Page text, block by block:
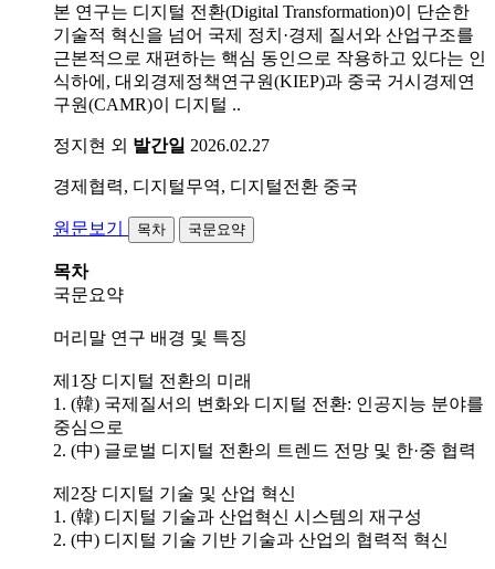
본 연구는 디지털 전환(Digital Transformation)이 단순한
기술적 혁신을 넘어 국제 정치·경제 질서와 산업구조를
근본적으로 재편하는 핵심 동인으로 작용하고 있다는 인
식하에, 대외경제정책연구원(KIEP)과 중국 거시경제연
구원(CAMR)이 디지털 ..
정지현 외 발간일 2026.02.27
경제협력, 디지털무역, 디지털전환 중국
원문보기 목차 국문요약
목차
국문요약
머리말 연구 배경 및 특징
제1장 디지털 전환의 미래
1. (韓) 국제질서의 변화와 디지털 전환: 인공지능 분야를
중심으로
2. (中) 글로벌 디지털 전환의 트렌드 전망 및 한·중 협력
제2장 디지털 기술 및 산업 혁신
1. (韓) 디지털 기술과 산업혁신 시스템의 재구성
2. (中) 디지털 기술 기반 기술과 산업의 협력적 혁신